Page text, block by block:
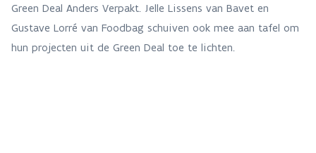
Green Deal Anders Verpakt. Jelle Lissens van Bavet en
Gustave Lorré van Foodbag schuiven ook mee aan tafel om
hun projecten uit de Green Deal toe te lichten.